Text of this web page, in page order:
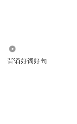
背诵好词好句